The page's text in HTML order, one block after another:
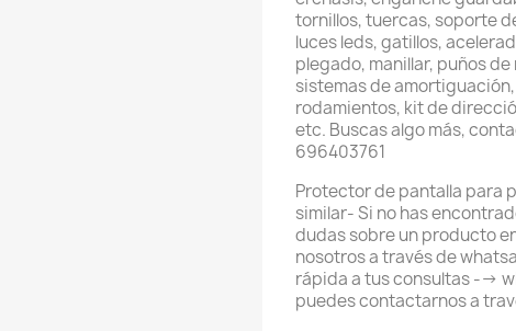
tornillos, tuercas, soporte
luces leds, gatillos,
plegado, manillar, puños
sistemas de
rodamientos, kit de
etc. Buscas algo más,
696403761
Protector de pantalla para
similar- Si no has
dudas sobre un producto
nosotros a través de
rápida a tus consultas -->
puedes contactarnos a